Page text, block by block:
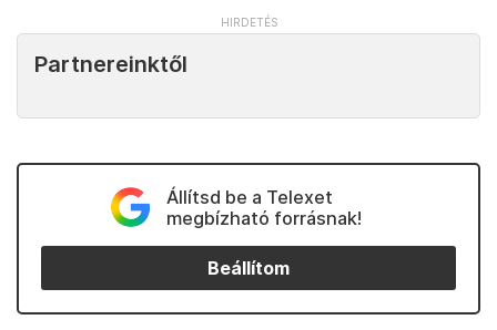
Partnereinktől
Állítsd be a Telexet
megbízható forrásnak!
Beállítom